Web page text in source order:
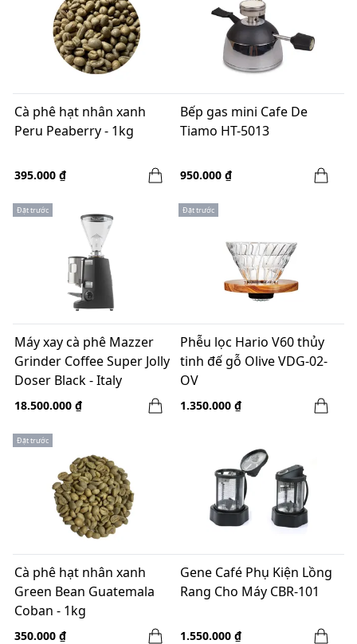
Cà phê hạt nhân xanh
Peru Peaberry - 1kg
395.000 ₫
Bếp gas mini Cafe De
Tiamo HT-5013
950.000 ₫
Đặt trước
Máy xay cà phê Mazzer
Grinder Coffee Super Jolly
Doser Black - Italy
18.500.000 ₫
Đặt trước
Phễu lọc Hario V60 thủy
tinh đế gỗ Olive VDG-02-
OV
1.350.000 ₫
Đặt trước
Cà phê hạt nhân xanh
Green Bean Guatemala
Coban - 1kg
350.000 ₫
Gene Café Phụ Kiện Lồng
Rang Cho Máy CBR-101
1.550.000 ₫